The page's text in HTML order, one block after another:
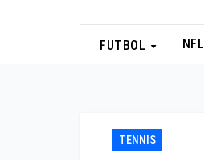
FUTBOL NFL
TENNIS